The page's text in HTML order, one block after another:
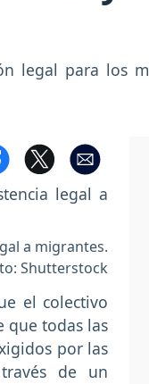
legal para los
a migrantes.
Shutterstock
el colectivo
que todas las
por las
de un